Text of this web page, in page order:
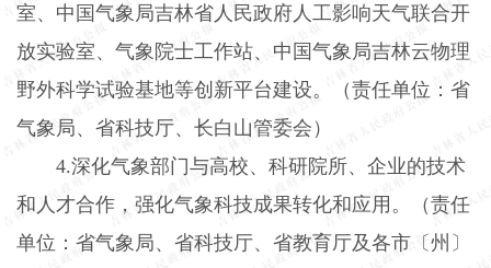
室、中国气象局吉林省人民政府人工影响天气联合开
放实验室、气象院士工作站、中国气象局吉林云物理
野外科学试验基地等创新平台建设。（责任单位：省
气象局、省科技厅、长白山管委会）
4.深化气象部门与高校、科研院所、企业的技术
和人才合作，强化气象科技成果转化和应用。（责任
单位：省气象局、省科技厅、省教育厅及各市〔州〕